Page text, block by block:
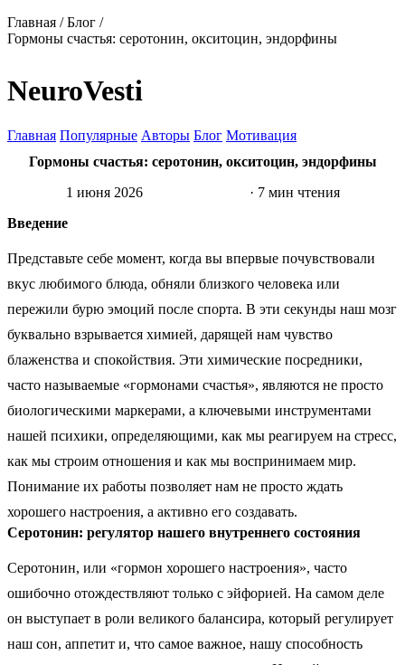
Главная / Блог /
Гормоны счастья: серотонин, окситоцин, эндорфины
NeuroVesti
Главная Популярные Авторы Блог Мотивация
Гормоны счастья: серотонин, окситоцин, эндорфины
1 июня 2026
· 7 мин чтения
Введение
Представьте себе момент, когда вы впервые почувствовали
вкус любимого блюда, обняли близкого человека или
пережили бурю эмоций после спорта. В эти секунды наш мозг
буквально взрывается химией, дарящей нам чувство
блаженства и спокойствия. Эти химические посредники,
часто называемые «гормонами счастья», являются не просто
биологическими маркерами, а ключевыми инструментами
нашей психики, определяющими, как мы реагируем на стресс,
как мы строим отношения и как мы воспринимаем мир.
Понимание их работы позволяет нам не просто ждать
хорошего настроения, а активно его создавать.
Серотонин: регулятор нашего внутреннего состояния
Серотонин, или «гормон хорошего настроения», часто
ошибочно отождествляют только с эйфорией. На самом деле
он выступает в роли великого балансира, который регулирует
наш сон, аппетит и, что самое важное, нашу способность